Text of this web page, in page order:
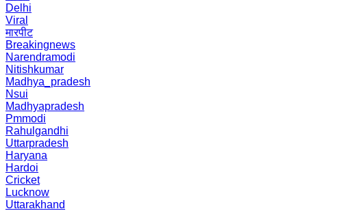
Delhi
Viral
मारपीट
Breakingnews
Narendramodi
Nitishkumar
Madhya_pradesh
Nsui
Madhyapradesh
Pmmodi
Rahulgandhi
Uttarpradesh
Haryana
Hardoi
Cricket
Lucknow
Uttarakhand